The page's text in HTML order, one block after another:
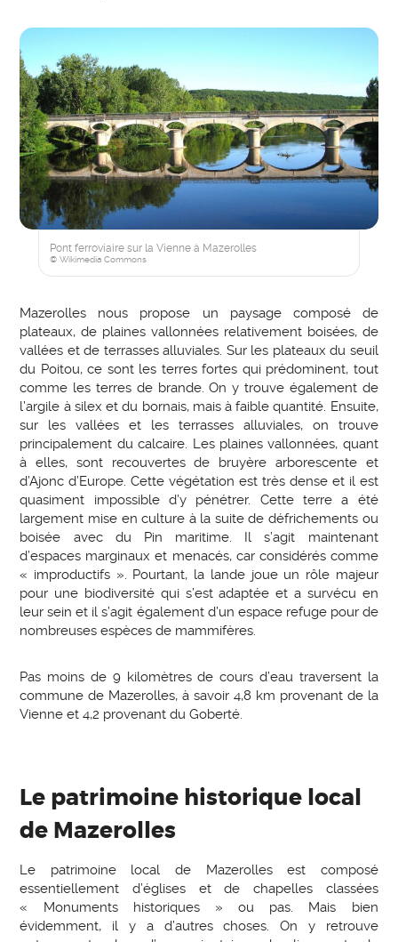
Pont ferroviaire sur la Vienne à Mazerolles
© Wikimedia Commons
Mazerolles nous propose un paysage composé de
plateaux, de plaines vallonnées relativement boisées, de
vallées et de terrasses alluviales. Sur les plateaux du seuil
du Poitou, ce sont les terres fortes qui prédominent, tout
comme les terres de brande. On y trouve également de
l’argile à silex et du bornais, mais à faible quantité. Ensuite,
sur les vallées et les terrasses alluviales, on trouve
principalement du calcaire. Les plaines vallonnées, quant
à elles, sont recouvertes de bruyère arborescente et
d’Ajonc d’Europe. Cette végétation est très dense et il est
quasiment impossible d’y pénétrer. Cette terre a été
largement mise en culture à la suite de défrichements ou
boisée avec du Pin maritime. Il s’agit maintenant
d’espaces marginaux et menacés, car considérés comme
« improductifs ». Pourtant, la lande joue un rôle majeur
pour une biodiversité qui s’est adaptée et a survécu en
leur sein et il s’agit également d’un espace refuge pour de
nombreuses espèces de mammifères.
Pas moins de 9 kilomètres de cours d’eau traversent la
commune de Mazerolles, à savoir 4,8 km provenant de la
Vienne et 4,2 provenant du Goberté.
Le patrimoine historique local
de Mazerolles
Le patrimoine local de Mazerolles est composé
essentiellement d’églises et de chapelles classées
« Monuments historiques » ou pas. Mais bien
évidemment, il y a d’autres choses. On y retrouve